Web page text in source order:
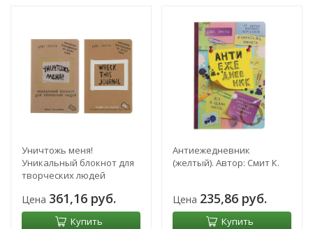
Уничтожь меня!
Уникальный блокнот для
творческих людей
крафтовая обложка,
русское название). Автор:
Цена 361,16 руб.
Купить
Антиежедневник
(желтый). Автор: Смит К.
Цена 235,86 руб.
Купить